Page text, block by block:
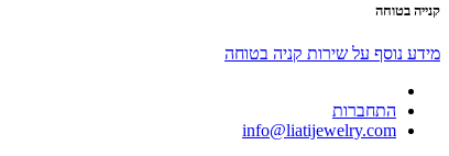
קנייה בטוחה
מידע נוסף על שירות קניה בטוחה
התחברות
info@liatijewelry.com